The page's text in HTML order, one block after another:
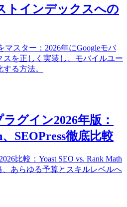
トインデックスへの
マスター：2026年にGoogleモバ
を正しく実装し、モバイルユー
る方法。
グイン2026年版：
SEOPress徹底比較
比較：Yoast SEO vs. Rank Math
、あらゆる予算とスキルレベルへ